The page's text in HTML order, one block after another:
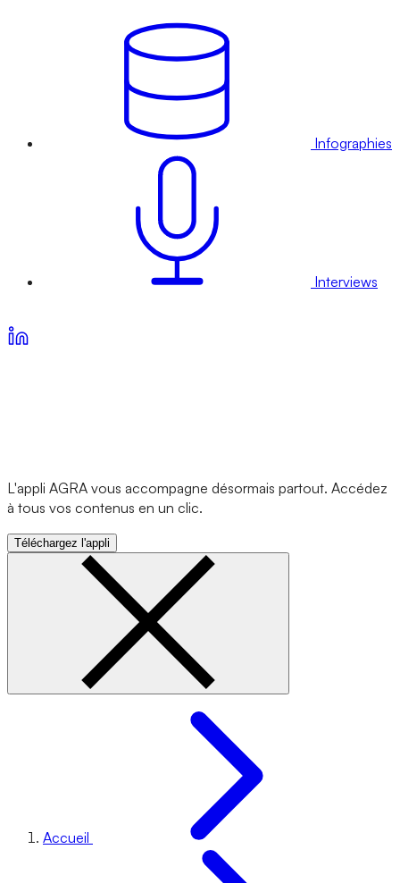
Infographies
Interviews
L'appli AGRA vous accompagne désormais partout. Accédez
à tous vos contenus en un clic.
Téléchargez l'appli
Accueil